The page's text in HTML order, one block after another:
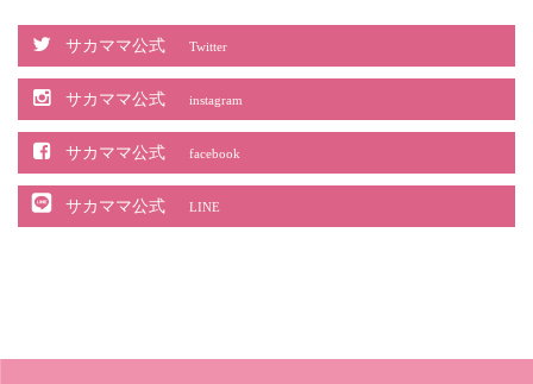
サカママ公式 Twitter
サカママ公式 instagram
サカママ公式 facebook
サカママ公式 LINE